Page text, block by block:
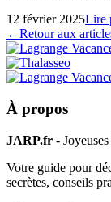
12 février 2025Lire
←Retour aux
À propos
JARP.fr -
Votre guide pour
secrètes, conseils